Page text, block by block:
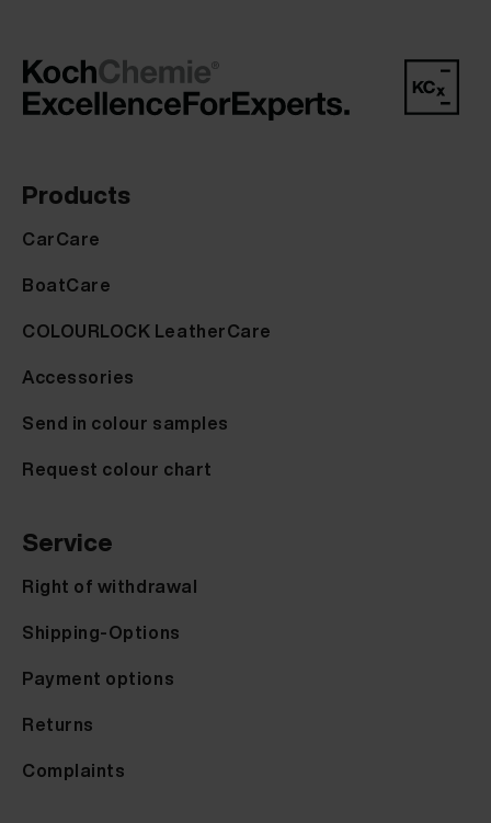
Products
CarCare
BoatCare
COLOURLOCK LeatherCare
Accessories
Send in colour samples
Request colour chart
Service
Right of withdrawal
Shipping-Options
Payment options
Returns
Complaints